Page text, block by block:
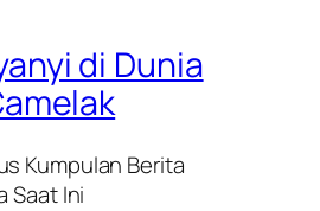
di Dunia
Kumpulan Berita
Saat Ini